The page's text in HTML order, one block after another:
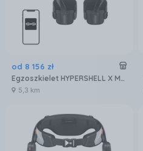
od 8 156 zł
Egzoszkielet HYPERSHELL X Max S
5,3 km